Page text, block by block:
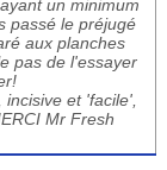
un minimum
passé le préjugé
aux planches
pas de l'essayer
et 'facile',
Mr Fresh